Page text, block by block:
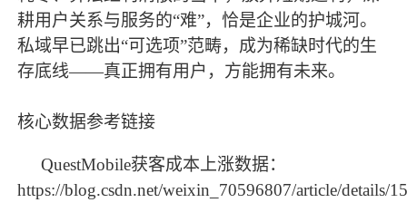
耕用户关系与服务的“难”，恰是企业的护城河。
私域早已跳出“可选项”范畴，成为稀缺时代的生
存底线——真正拥有用户，方能拥有未来。
核心数据参考链接
QuestMobile获客成本上涨数据：
https://blog.csdn.net/weixin_70596807/article/details/